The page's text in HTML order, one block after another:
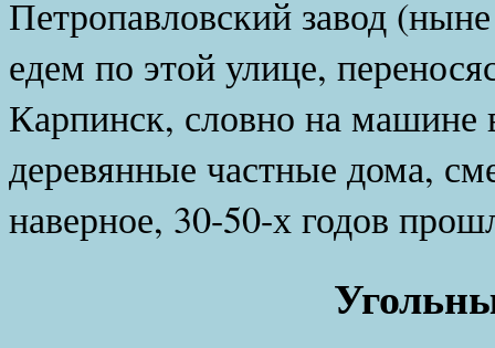
Петропавловский завод
едем по этой улице,
Карпинск, словно на машине
деревянные частные дома,
наверное, 30-50-х годов